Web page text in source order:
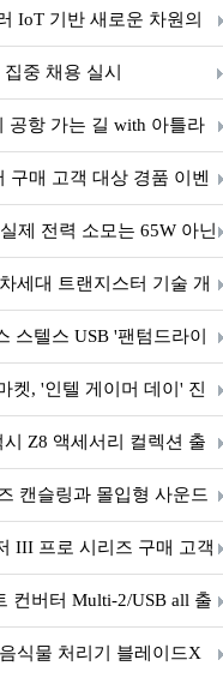
IoT 기반 새로운 차원의
중 채용 실시
공항 가는 길 with 아틀라
구매 고객 대상 경품 이벤
제 전력 소모는 65W 아닌
세대 트랜지스터 기술 개
스텔스 USB '팬텀드라이
켓, '인텔 게이머 데이' 진
Z8 액세서리 컬렉션 출
캔슬링과 몰입형 사운드
III 프로 시리즈 구매 고객
컨버터 Multi-2/USB all 출
식물 처리기 블레이드X